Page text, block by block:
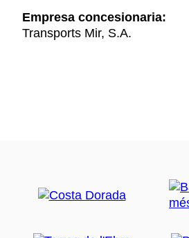
Empresa concesionaria:
Transports Mir, S.A.